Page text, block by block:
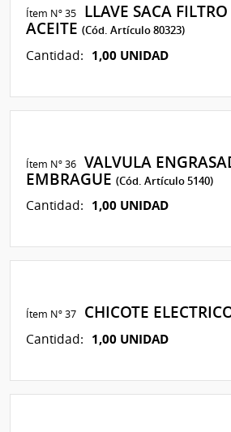
Ítem Nº 35
LLAVE SACA
ACEITE(Cód. Artículo 80323)
Cantidad: 1,00 UNIDAD
Ítem Nº 36 VALVULA
EMBRAGUE(Cód. Artículo 5140)
Cantidad: 1,00 UNIDAD
Ítem Nº 37 CHICOTE
Cantidad: 1,00 UNIDAD